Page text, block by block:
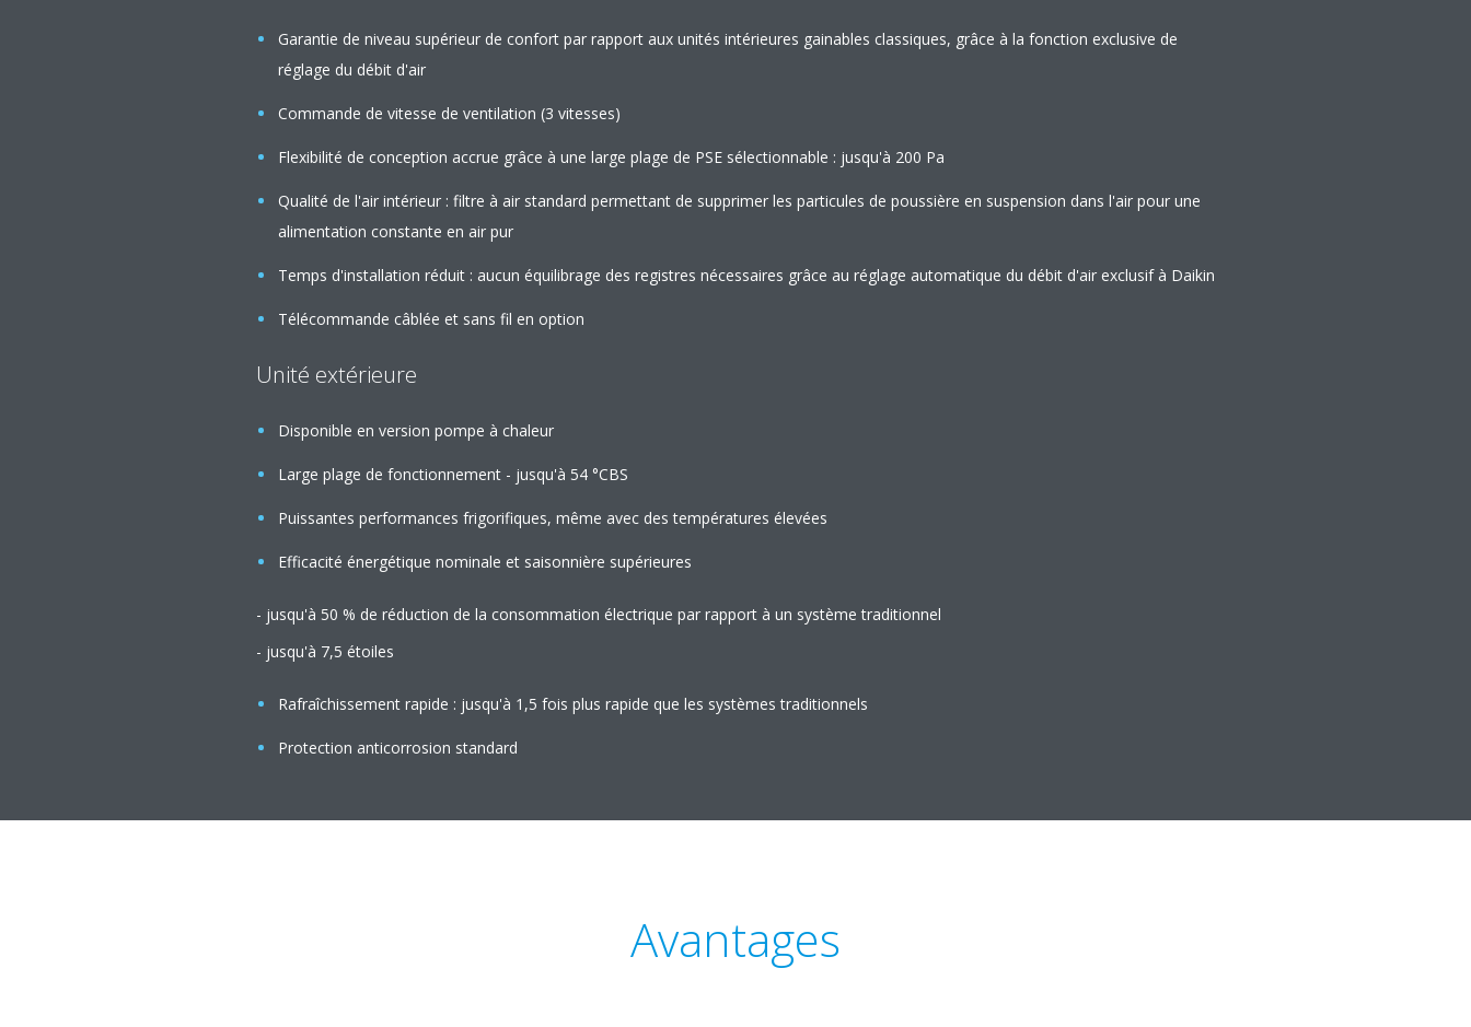
Garantie de niveau supérieur de confort par rapport aux unités intérieures gainables classiques, grâce à la fonction exclusive de
réglage du débit d'air
Commande de vitesse de ventilation (3 vitesses)
Flexibilité de conception accrue grâce à une large plage de PSE sélectionnable : jusqu'à 200 Pa
Qualité de l'air intérieur : filtre à air standard permettant de supprimer les particules de poussière en suspension dans l'air pour une
alimentation constante en air pur
Temps d'installation réduit : aucun équilibrage des registres nécessaires grâce au réglage automatique du débit d'air exclusif à Daikin
Télécommande câblée et sans fil en option
Unité extérieure
Disponible en version pompe à chaleur
Large plage de fonctionnement - jusqu'à 54 °CBS
Puissantes performances frigorifiques, même avec des températures élevées
Efficacité énergétique nominale et saisonnière supérieures
- jusqu'à 50 % de réduction de la consommation électrique par rapport à un système traditionnel
- jusqu'à 7,5 étoiles
Rafraîchissement rapide : jusqu'à 1,5 fois plus rapide que les systèmes traditionnels
Protection anticorrosion standard
Avantages